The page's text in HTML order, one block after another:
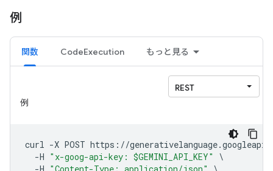
例
関数 CodeExecution もっと見る